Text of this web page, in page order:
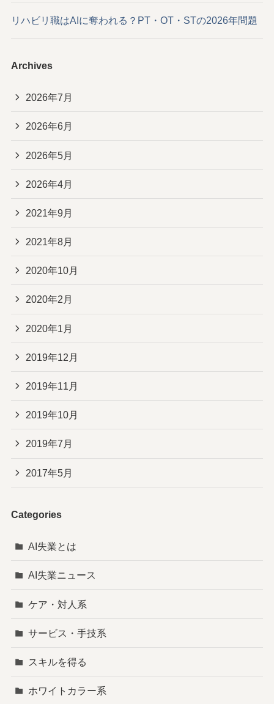
リハビリ職はAIに奪われる？PT・OT・STの2026年問題
Archives
2026年7月
2026年6月
2026年5月
2026年4月
2021年9月
2021年8月
2020年10月
2020年2月
2020年1月
2019年12月
2019年11月
2019年10月
2019年7月
2017年5月
Categories
AI失業とは
AI失業ニュース
ケア・対人系
サービス・手技系
スキルを得る
ホワイトカラー系